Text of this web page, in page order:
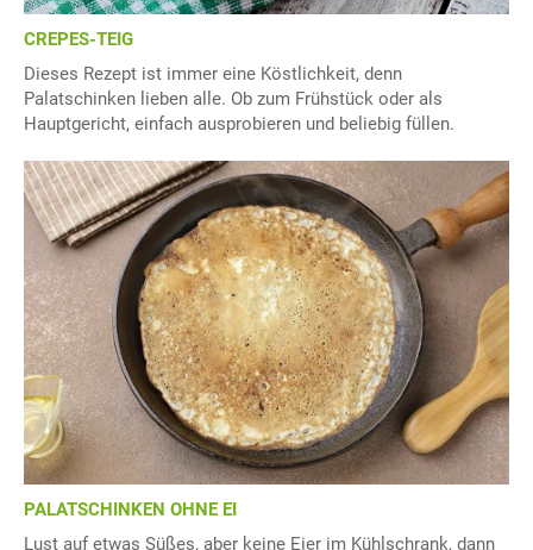
CREPES-TEIG
Dieses Rezept ist immer eine Köstlichkeit, denn
Palatschinken lieben alle. Ob zum Frühstück oder als
Hauptgericht, einfach ausprobieren und beliebig füllen.
PALATSCHINKEN OHNE EI
Lust auf etwas Süßes, aber keine Eier im Kühlschrank, dann